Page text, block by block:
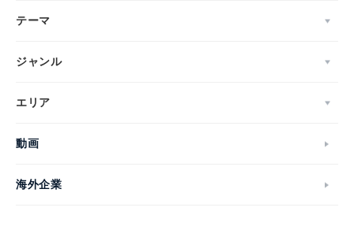
テーマ
ジャンル
エリア
動画
海外企業